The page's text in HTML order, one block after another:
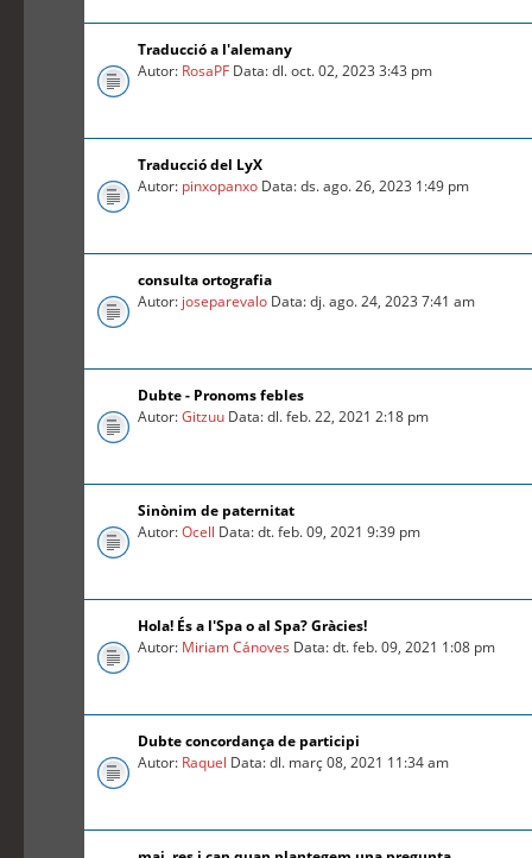
Traducció a l'alemany
Autor: RosaPF Data: dl. oct. 02, 2023 3:43 pm
Traducció del LyX
Autor: pinxopanxo Data: ds. ago. 26, 2023 1:49 pm
consulta ortografia
Autor: joseparevalo Data: dj. ago. 24, 2023 7:41 am
Dubte - Pronoms febles
Autor:Gitzuu Data: dl. feb. 22, 2021 2:18 pm
Sinònim de paternitat
Autor:Ocell Data: dt. feb. 09, 2021 9:39 pm
Hola! És a l'Spa o al Spa? Gràcies!
Autor: Miriam Cánoves Data: dt. feb. 09, 2021 1:08 pm
Dubte concordança de participi
Autor: Raquel Data: dl. març 08, 2021 11:34 am